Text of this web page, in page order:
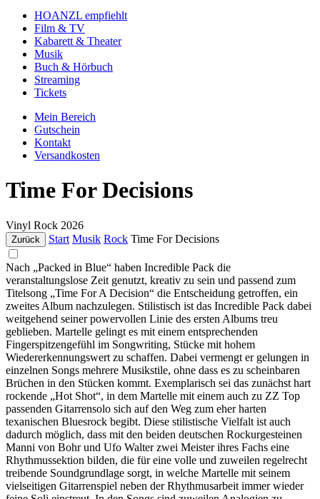
HOANZL empfiehlt
Film & TV
Kabarett & Theater
Musik
Buch & Hörbuch
Streaming
Tickets
Mein Bereich
Gutschein
Kontakt
Versandkosten
Time For Decisions
Vinyl Rock 2026
Zurück Start Musik Rock Time For Decisions
Nach „Packed in Blue“ haben Incredible Pack die
veranstaltungslose Zeit genutzt, kreativ zu sein und passend zum
Titelsong „Time For A Decision“ die Entscheidung getroffen, ein
zweites Album nachzulegen. Stilistisch ist das Incredible Pack dabei
weitgehend seiner powervollen Linie des ersten Albums treu
geblieben. Martelle gelingt es mit einem entsprechenden
Fingerspitzengefühl im Songwriting, Stücke mit hohem
Wiedererkennungswert zu schaffen. Dabei vermengt er gelungen in
einzelnen Songs mehrere Musikstile, ohne dass es zu scheinbaren
Brüchen in den Stücken kommt. Exemplarisch sei das zunächst hart
rockende „Hot Shot“, in dem Martelle mit einem auch zu ZZ Top
passenden Gitarrensolo sich auf den Weg zum eher harten
texanischen Bluesrock begibt. Diese stilistische Vielfalt ist auch
dadurch möglich, dass mit den beiden deutschen Rockurgesteinen
Manni von Bohr und Ufo Walter zwei Meister ihres Fachs eine
Rhythmussektion bilden, die für eine volle und zuweilen regelrecht
treibende Soundgrundlage sorgt, in welche Martelle mit seinem
vielseitigen Gitarrenspiel neben der Rhythmusarbeit immer wieder